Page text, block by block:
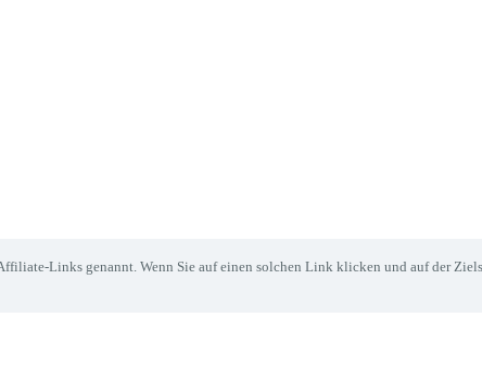
Links genannt. Wenn Sie auf einen solchen Link klicken und auf der